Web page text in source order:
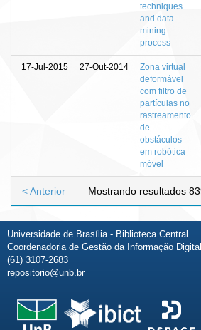
techniques
and data
mining
process
17-Jul-2015 27-Out-2014
Zona virtual
deformável
com filtro de
partículas no
rastreamento
de
obstáculos
em robótica
móvel
Mostrando resultados
< Anterior
Universidade de Brasília - Biblioteca Central
Coordenadoria de Gestão da Informação
(61) 3107-2683
repositorio@unb.br